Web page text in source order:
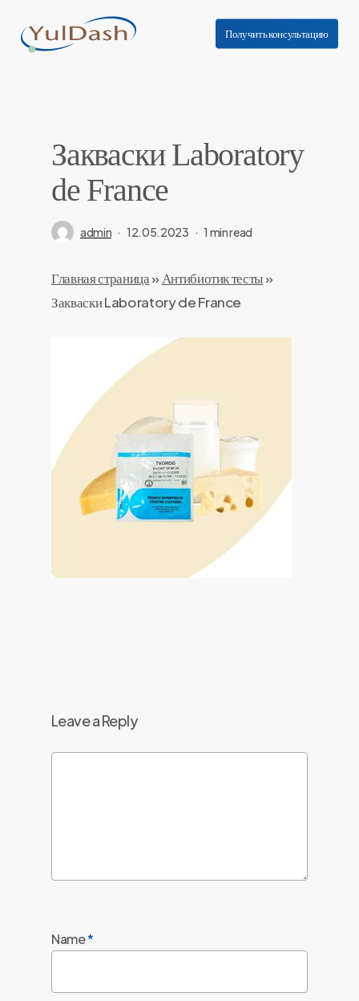
Получить консультацию
Закваски Laboratory
de France
admin 12.05.2023 1 min read
Главная страница» Антибиотик тесты»
Закваски Laboratory de France
Leave a Reply
Name*